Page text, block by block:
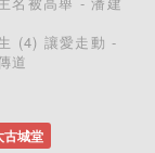
(4) 讓愛走動 -
道
古城堂